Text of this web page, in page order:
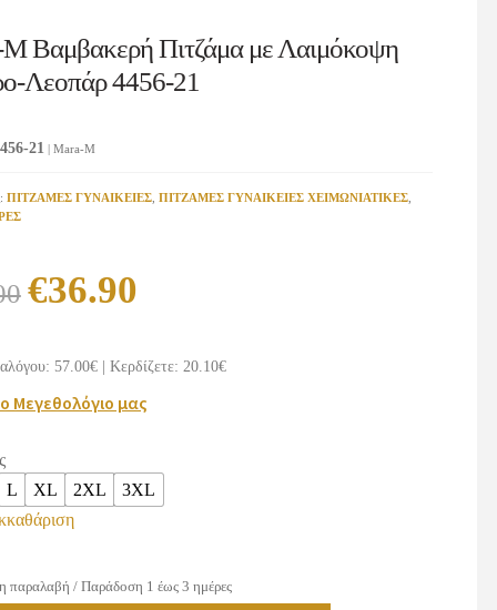
Βαμβακερή Πιτζάμα με Λαιμόκοψη
Λεοπάρ 4456-21
21 | Mara-M
ΠΙΤΖΑΜΕΣ ΓΥΝΑΙΚΕΙΕΣ, ΠΙΤΖΑΜΕΣ ΓΥΝΑΙΚΕΙΕΣ ΧΕΙΜΩΝΙΑΤΙΚΕΣ,
Original
was:
€57.00.
€36.90
τιμή
είναι:
57.00€ | Κερδίζετε: 20.10€
Μεγεθολόγιο μας
L
XL 2XL
3XL
παραλαβή / Παράδοση 1 έως 3 ημέρες